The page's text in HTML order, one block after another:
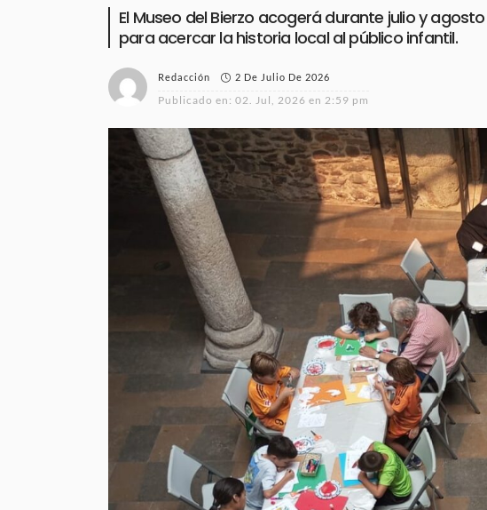
El Museo del Bierzo acogerá durante julio y
para acercar la historia local al público infantil.
Redacción 2 De Julio De 2026
Publicado en: 02. Jul, 2026 en 2:59 pm